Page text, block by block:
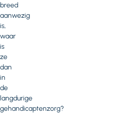
breed
aanwezig
is,
waar
is
ze
dan
in
de
langdurige
gehandicaptenzorg?